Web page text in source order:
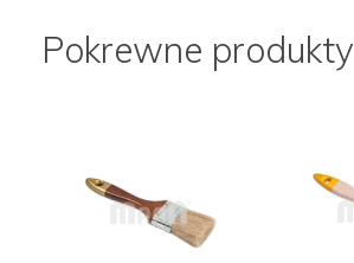
50*180mm
Pokrewne produkty